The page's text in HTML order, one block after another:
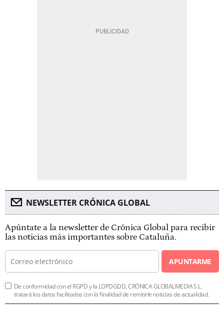
NEWSLETTER CRÓNICA GLOBAL
Apúntate a la newsletter de Crónica Global para recibir
las noticias más importantes sobre Cataluña.
APUNTARME
De conformidad con el RGPD y la LOPDGDD, CRÓNICA GLOBALMEDIA S.L.
tratará los datos facilitados con la finalidad de remitirle noticias de actualidad.